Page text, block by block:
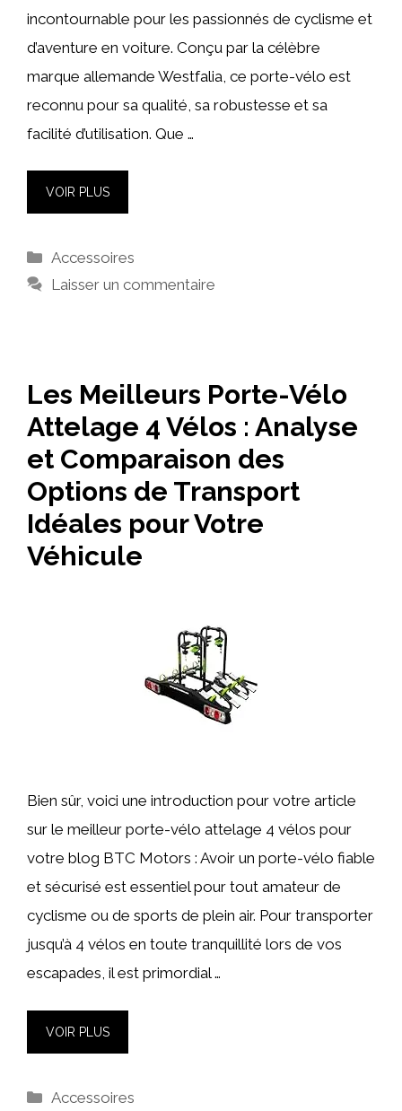
incontournable pour les passionnés de cyclisme et
d’aventure en voiture. Conçu par la célèbre
marque allemande Westfalia, ce porte-vélo est
reconnu pour sa qualité, sa robustesse et sa
facilité d’utilisation. Que …
VOIR PLUS
Catégories
Accessoires
Laisser un commentaire
Les Meilleurs Porte-Vélo
Attelage 4 Vélos : Analyse
et Comparaison des
Options de Transport
Idéales pour Votre
Véhicule
Bien sûr, voici une introduction pour votre article
sur le meilleur porte-vélo attelage 4 vélos pour
votre blog BTC Motors : Avoir un porte-vélo fiable
et sécurisé est essentiel pour tout amateur de
cyclisme ou de sports de plein air. Pour transporter
jusqu’à 4 vélos en toute tranquillité lors de vos
escapades, il est primordial …
VOIR PLUS
Catégories
Accessoires